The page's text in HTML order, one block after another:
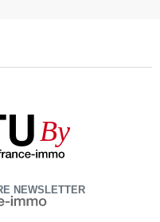
By
NEWSLETTER